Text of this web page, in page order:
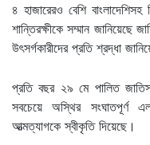
৪ হাজারেরও বেশি
শান্তিরক্ষীকে সম্মান জানিয়েছে
উৎসর্গকারীদের প্রতি শ্রদ্ধা
প্রতি বছর ২৯ মে পালিত
সবচেয়ে অস্থির সংঘাতপূর্ণ
আত্মত্যাগকে স্বীকৃতি দিয়েছে।